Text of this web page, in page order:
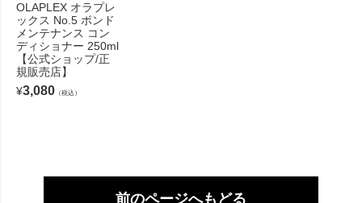
OLAPLEX オラプレ
ックス No.5 ボンド
メンテナンス コン
ディショナー 250ml
【公式ショップ/正
規販売店】
¥3,080 （税込）
前のページへもどる